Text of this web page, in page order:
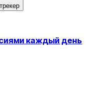
каждый день